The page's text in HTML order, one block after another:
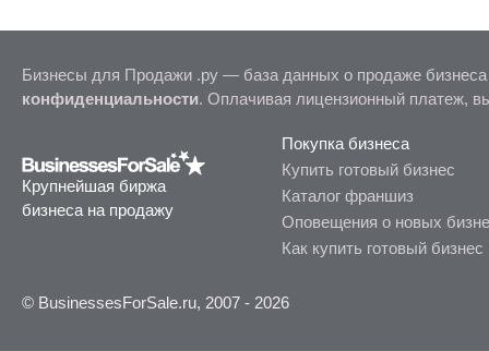
Бизнесы для Продажи .ру — база данных о продаже
конфиденциальности. Оплачивая лицензионный платеж,
Крупнейшая биржа
бизнеса на продажу
Покупка бизнеса
Купить готовый бизнес
Каталог франшиз
Оповещения о новых
Как купить готовый бизнес
© BusinessesForSale.ru, 2007 - 2026